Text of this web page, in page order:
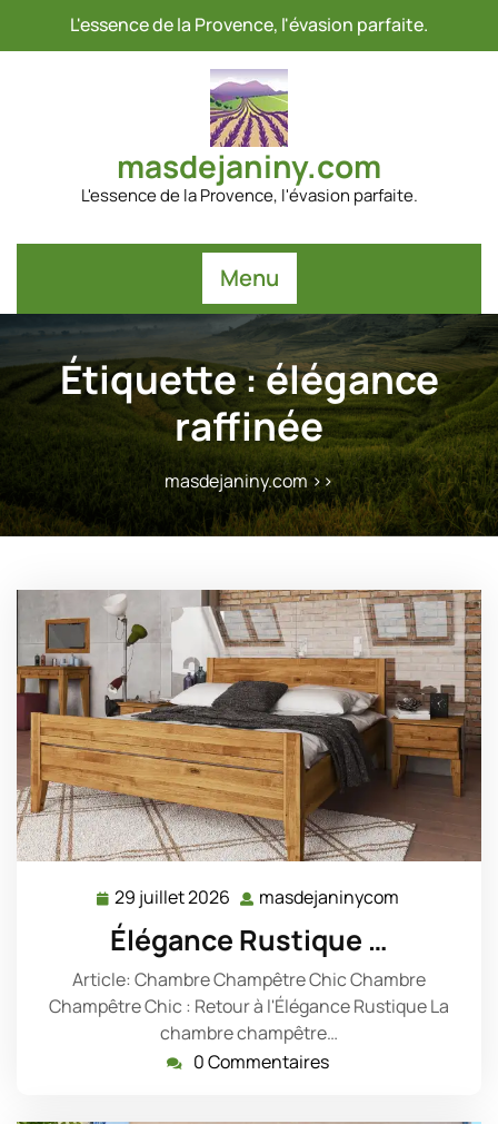
L'essence de la Provence, l'évasion parfaite.
masdejaniny.com
L'essence de la Provence, l'évasion parfaite.
Menu
Étiquette :élégance
raffinée
masdejaniny.com>>
29 juillet 2026 29
juillet
2026
masdejaninycom
Élégance Rustique …
Article: Chambre Champêtre Chic Chambre
Champêtre Chic : Retour à l'Élégance Rustique La
chambre champêtre…
0 Commentaires